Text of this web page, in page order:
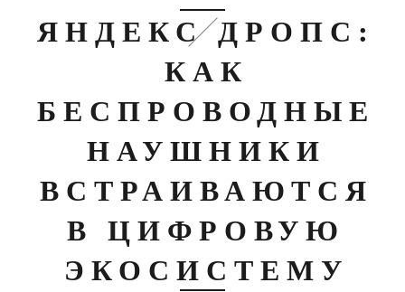
ЯНДЕКС ДРОПС:
КАК
БЕСПРОВОДНЫЕ
НАУШНИКИ
ВСТРАИВАЮТСЯ
В ЦИФРОВУЮ
ЭКОСИСТЕМУ